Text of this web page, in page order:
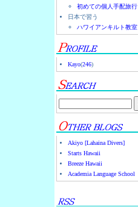
初めての個人手配旅行
日本で習う
ハワイアンキルト教室
Kayo(246)
Akiyo [Lahaina Divers]
Starts Hawaii
Breeze Hawaii
Academia Language School